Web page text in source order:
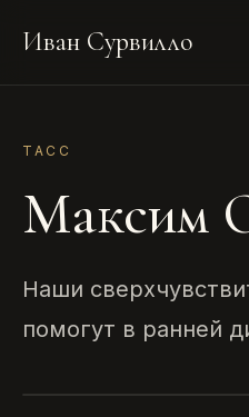
Иван Сурвилло
ТАСС
Максим
Наши
помогут в ранней